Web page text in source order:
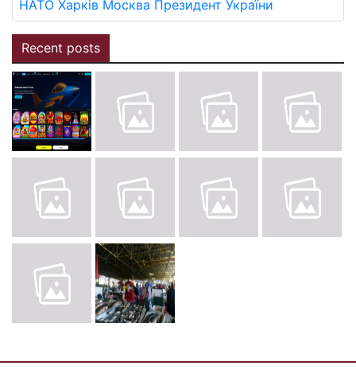
НАТО Харків Москва Президент України
Recent posts